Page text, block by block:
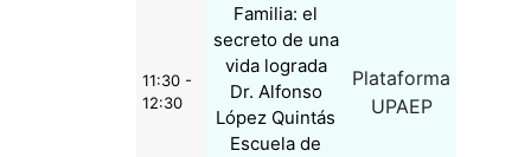
11:30 -
12:30
Familia: el
secreto de una
vida lograda
Dr. Alfonso
López Quintás
Escuela de
Plataforma
UPAEP